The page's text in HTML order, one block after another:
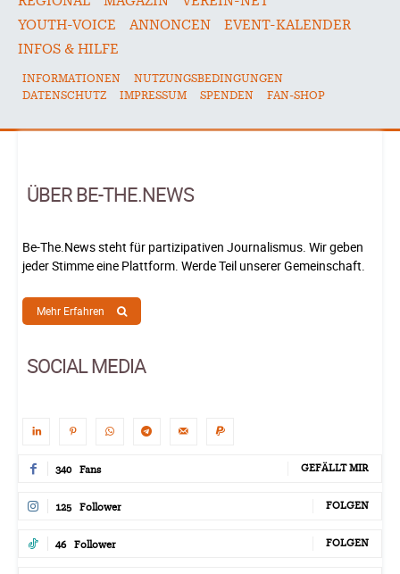
YOUTH-VOICE
ANNONCEN
EVENT-KALENDER
INFOS & HILFE
INFORMATIONEN
NUTZUNGSBEDINGUNGEN
DATENSCHUTZ
IMPRESSUM SPENDEN FAN-SHOP
ÜBER BE-THE.NEWS
Be-The.News steht für partizipativen Journalismus. Wir geben
jeder Stimme eine Plattform. Werde Teil unserer Gemeinschaft.
Mehr Erfahren
SOCIAL MEDIA
340 Fans GEFÄLLT MIR
125 Follower FOLGEN
46 Follower FOLGEN